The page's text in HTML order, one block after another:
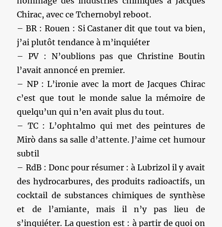
Chirac, avec ce Tchernobyl reboot.
– BR : Rouen : Si Castaner dit que tout va bien,
j’ai plutôt tendance à m’inquiéter
– PV : N’oublions pas que Christine Boutin
l’avait annoncé en premier.
– NP : L’ironie avec la mort de Jacques Chirac
c’est que tout le monde salue la mémoire de
quelqu’un qui n’en avait plus du tout.
– TC : L’ophtalmo qui met des peintures de
Mirò dans sa salle d’attente. J’aime cet humour
subtil
– RdB : Donc pour résumer : à Lubrizol il y avait
des hydrocarbures, des produits radioactifs, un
cocktail de substances chimiques de synthèse
et de l’amiante, mais il n’y pas lieu de
s’inquiéter. La question est : à partir de quoi on